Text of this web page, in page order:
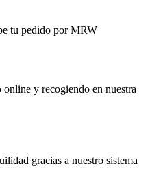
tu pedido por MRW
y recogiendo en nuestra
gracias a nuestro sistema